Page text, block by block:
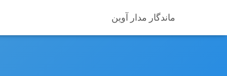
ماندگار مدار آوین